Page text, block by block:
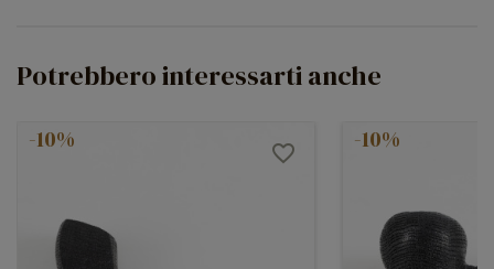
Potrebbero interessarti anche
-10% favorite_border -10%